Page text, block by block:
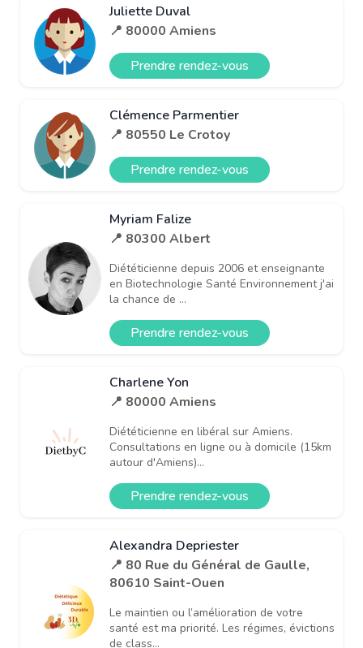
Juliette Duval
📍 80000 Amiens
Prendre rendez-vous
Clémence Parmentier
📍 80550 Le Crotoy
Prendre rendez-vous
Myriam Falize
📍 80300 Albert
Diététicienne depuis 2006 et enseignante
en Biotechnologie Santé Environnement j'ai
la chance de ...
Prendre rendez-vous
Charlene Yon
📍 80000 Amiens
Diététicienne en libéral sur Amiens.
Consultations en ligne ou à domicile (15km
autour d'Amiens)...
Prendre rendez-vous
Alexandra Depriester
📍 80 Rue du Général de Gaulle,
80610 Saint-Ouen
Le maintien ou l’amélioration de votre
santé est ma priorité. Les régimes, évictions
de class...